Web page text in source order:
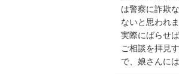
は警察に詐欺
ないと思われ
実際にばらせ
ご相談を拝見
で、娘さんに